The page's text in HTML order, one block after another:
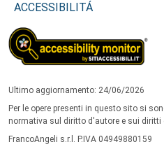
ACCESSIBILITÁ
Ultimo aggiornamento: 24/06/2026
Per le opere presenti in questo sito si
normativa sul diritto d'autore e sui diritti
FrancoAngeli s.r.l. P.IVA 04949880159